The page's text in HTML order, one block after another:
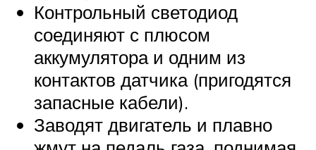
Контрольный светодиод
соединяют с плюсом
аккумулятора и одним из
контактов датчика (пригодятся
запасные кабели).
Заводят двигатель и плавно